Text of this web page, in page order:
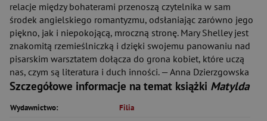
relacje między bohaterami przenoszą czytelnika w sam
środek angielskiego romantyzmu, odsłaniając zarówno jego
piękno, jak i niepokojącą, mroczną stronę. Mary Shelley jest
znakomitą rzemieślniczką i dzięki swojemu panowaniu nad
pisarskim warsztatem dołącza do grona kobiet, które uczą
nas, czym są literatura i duch inności. — Anna Dzierzgowska
Szczegółowe informacje na temat książki Matylda
Wydawnictwo:
Filia